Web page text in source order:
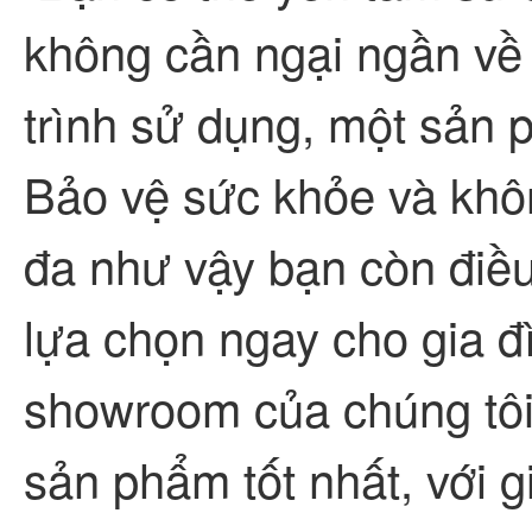
không cần ngại ngần
trình sử dụng, một sản
Bảo vệ sức khỏe và
đa như vậy bạn còn
lựa chọn ngay cho gia
showroom của chúng
sản phẩm tốt nhất, với